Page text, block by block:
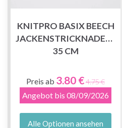
KNITPRO BASIX BEECH
JACKENSTRICKNADELN
35 CM
Preis ab 3.80 €4.75 €
Angebot bis 08/09/2026
Alle Optionen ansehen